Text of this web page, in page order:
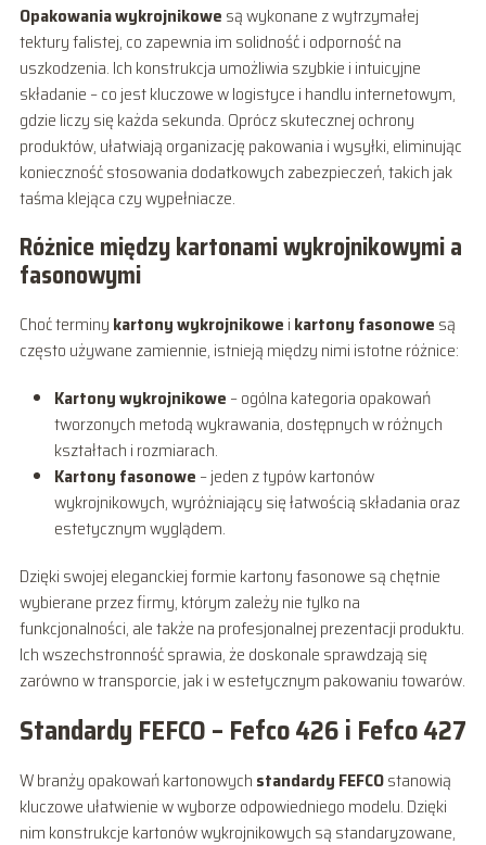
Opakowania wykrojnikowe są wykonane z wytrzymałej
tektury falistej, co zapewnia im solidność i odporność na
uszkodzenia. Ich konstrukcja umożliwia szybkie i intuicyjne
składanie – co jest kluczowe w logistyce i handlu internetowym,
gdzie liczy się każda sekunda. Oprócz skutecznej ochrony
produktów, ułatwiają organizację pakowania i wysyłki, eliminując
konieczność stosowania dodatkowych zabezpieczeń, takich jak
taśma klejąca czy wypełniacze.
Różnice między kartonami wykrojnikowymi a
fasonowymi
Choć terminy kartony wykrojnikowe i kartony fasonowe są
często używane zamiennie, istnieją między nimi istotne różnice:
Kartony wykrojnikowe – ogólna kategoria opakowań
tworzonych metodą wykrawania, dostępnych w różnych
kształtach i rozmiarach.
Kartony fasonowe – jeden z typów kartonów
wykrojnikowych, wyróżniający się łatwością składania oraz
estetycznym wyglądem.
Dzięki swojej eleganckiej formie kartony fasonowe są chętnie
wybierane przez firmy, którym zależy nie tylko na
funkcjonalności, ale także na profesjonalnej prezentacji produktu.
Ich wszechstronność sprawia, że doskonale sprawdzają się
zarówno w transporcie, jak i w estetycznym pakowaniu towarów.
Standardy FEFCO – Fefco 426 i Fefco 427
W branży opakowań kartonowych standardy FEFCOstanowią
kluczowe ułatwienie w wyborze odpowiedniego modelu. Dzięki
nim konstrukcje kartonów wykrojnikowych są standaryzowane,